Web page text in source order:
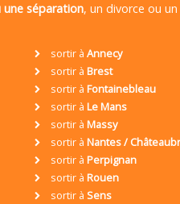
une séparation, un divorce ou
sortir à Annecy
sortir à Brest
sortir à Fontainebleau
sortir à Le Mans
sortir à Massy
sortir à Nantes /
sortir à Perpignan
sortir à Rouen
sortir à Sens